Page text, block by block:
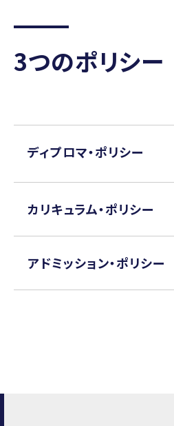
3つのポリシー
ディプロマ・ポリシー
カリキュラム・ポリシー
アドミッション・ポリシー